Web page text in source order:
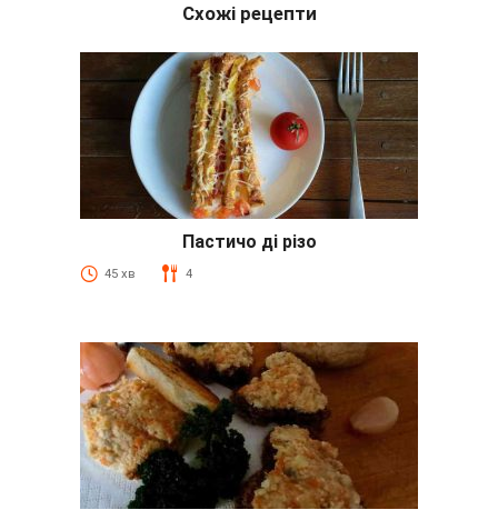
Схожі рецепти
Пастичо ді різо
45 хв 4